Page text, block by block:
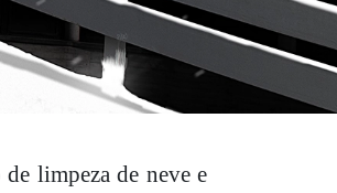
limpeza de neve e